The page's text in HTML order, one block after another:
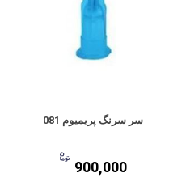
سر سرنگ پریمیوم 081
900,000